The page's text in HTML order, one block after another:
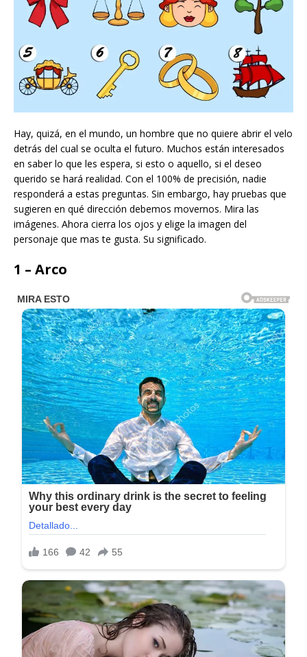
Hay, quizá, en el mundo, un hombre que no quiere abrir el velo
detrás del cual se oculta el futuro. Muchos están interesados
en saber lo que les espera, si esto o aquello, si el deseo
querido se hará realidad. Con el 100% de precisión, nadie
responderá a estas preguntas. Sin embargo, hay pruebas que
sugieren en qué dirección debemos movernos. Mira las
imágenes. Ahora cierra los ojos y elige la imagen del
personaje que mas te gusta. Su significado.
1 – Arco